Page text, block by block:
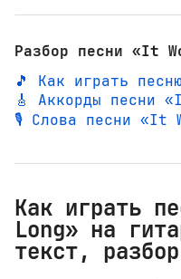
Разбор песни «It
🎵 Как играть
🎸 Аккорды песни
🎙️ Слова песни «It
Как играть
Long» на
текст, разбор